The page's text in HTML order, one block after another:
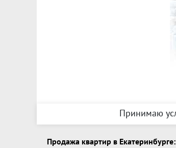
Принимаю
Продажа квартир в Екатеринбурге: